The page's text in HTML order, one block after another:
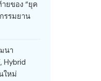
ยของ “ยุค
รรมยาน
นา
Hybrid
ใหม่